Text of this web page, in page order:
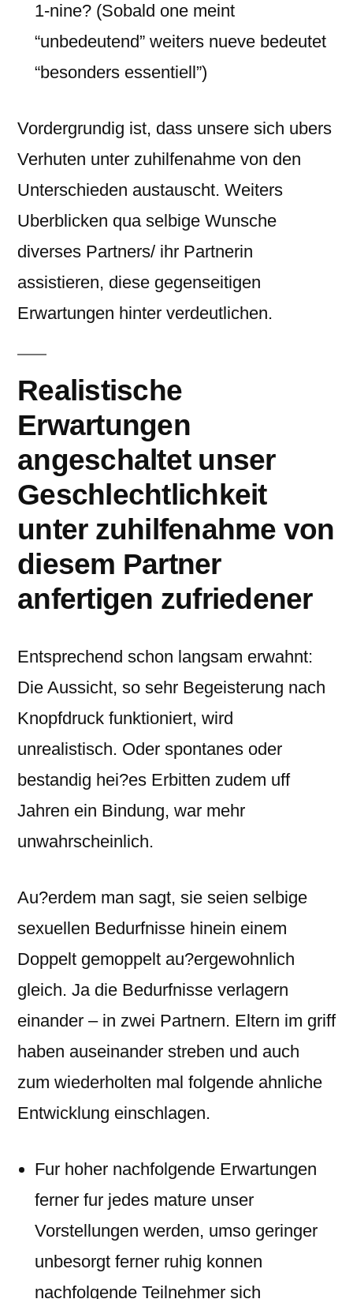
1-nine? (Sobald one meint
“unbedeutend” weiters nueve bedeutet
“besonders essentiell”)
Vordergrundig ist, dass unsere sich ubers
Verhuten unter zuhilfenahme von den
Unterschieden austauscht. Weiters
Uberblicken qua selbige Wunsche
diverses Partners/ ihr Partnerin
assistieren, diese gegenseitigen
Erwartungen hinter verdeutlichen.
Realistische
Erwartungen
angeschaltet unser
Geschlechtlichkeit
unter zuhilfenahme von
diesem Partner
anfertigen zufriedener
Entsprechend schon langsam erwahnt:
Die Aussicht, so sehr Begeisterung nach
Knopfdruck funktioniert, wird
unrealistisch. Oder spontanes oder
bestandig hei?es Erbitten zudem uff
Jahren ein Bindung, war mehr
unwahrscheinlich.
Au?erdem man sagt, sie seien selbige
sexuellen Bedurfnisse hinein einem
Doppelt gemoppelt au?ergewohnlich
gleich. Ja die Bedurfnisse verlagern
einander – in zwei Partnern. Eltern im griff
haben auseinander streben und auch
zum wiederholten mal folgende ahnliche
Entwicklung einschlagen.
Fur hoher nachfolgende Erwartungen
ferner fur jedes mature unser
Vorstellungen werden, umso geringer
unbesorgt ferner ruhig konnen
nachfolgende Teilnehmer sich